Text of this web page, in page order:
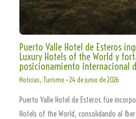
Puerto Valle Hotel de Esteros
Luxury Hotels of the World y
posicionamiento internacional
Noticias, Turismo •24 de junio de 2026
Puerto Valle Hotel de Esteros fue
Hotels of the World, consolidando al